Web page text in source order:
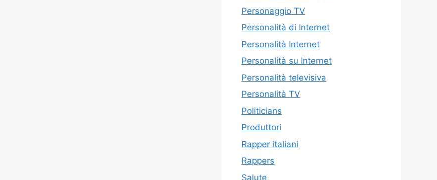
Personaggio TV
Personalità di Internet
Personalità Internet
Personalità su Internet
Personalità televisiva
Personalità TV
Politicians
Produttori
Rapper italiani
Rappers
Salute